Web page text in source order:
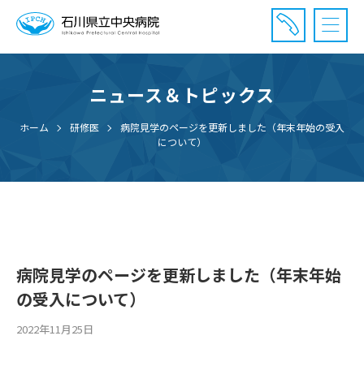
診療受付時間：午前8時20分〜午前11時20分まで
⾯会時間： 全日 午後2時〜午後7時まで
ニュース＆トピックス
ホーム 研修医
病院見学のページを更新しました（年末年始の受入
について）
病院見学のページを更新しました（年末年始
の受入について）
2022年11月25日